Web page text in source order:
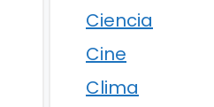
Ciencia
Cine
Clima